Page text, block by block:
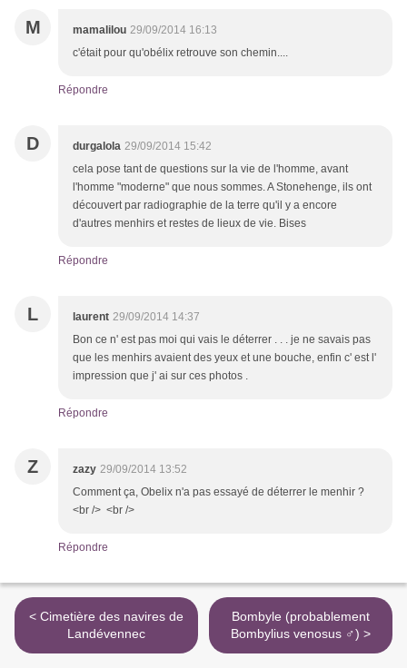
M mamalilou 29/09/2014 16:13
c'était pour qu'obélix retrouve son chemin....
Répondre
D durgalola 29/09/2014 15:42
cela pose tant de questions sur la vie de l'homme, avant
l'homme "moderne" que nous sommes. A Stonehenge, ils ont
découvert par radiographie de la terre qu'il y a encore
d'autres menhirs et restes de lieux de vie. Bises
Répondre
L laurent 29/09/2014 14:37
Bon ce n' est pas moi qui vais le déterrer . . . je ne savais pas
que les menhirs avaient des yeux et une bouche, enfin c' est l'
impression que j' ai sur ces photos .
Répondre
Z zazy 29/09/2014 13:52
Comment ça, Obelix n'a pas essayé de déterrer le menhir ?
<br /> <br />
Répondre
< Cimetière des navires de
Landévennec
Bombyle (probablement
Bombylius venosus ♂) >